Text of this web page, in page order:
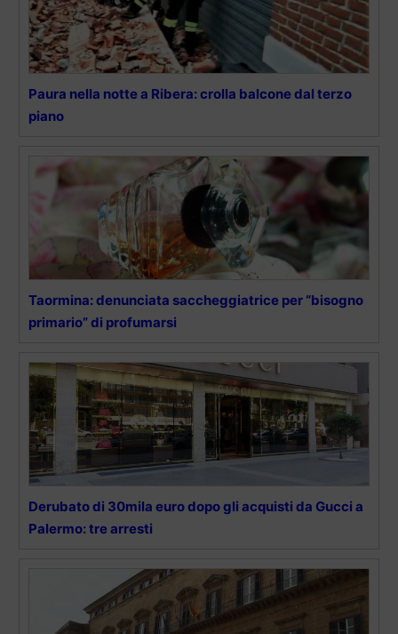
Paura nella notte a Ribera: crolla balcone dal terzo
piano
Taormina: denunciata saccheggiatrice per “bisogno
primario” di profumarsi
Derubato di 30mila euro dopo gli acquisti da Gucci a
Palermo: tre arresti